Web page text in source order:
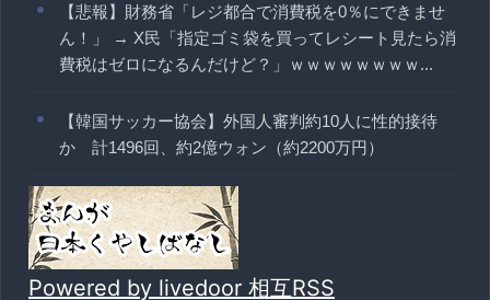
【悲報】財務省「レジ都合で消費税を0％にできませ
ん！」 → X民「指定ゴミ袋を買ってレシート見たら消
費税はゼロになるんだけど？」ｗｗｗｗｗｗｗｗ...
【韓国サッカー協会】外国人審判約10人に性的接待
か 計1496回、約2億ウォン（約2200万円）
Powered by livedoor 相互RSS